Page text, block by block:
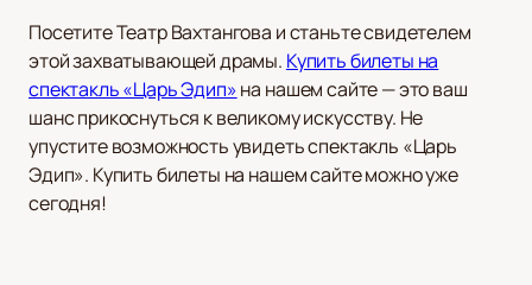
Посетите Театр Вахтангова и станьте свидетелем
этой захватывающей драмы. Купить билеты на
спектакль «Царь Эдип»на нашем сайте — это ваш
шанс прикоснуться к великому искусству. Не
упустите возможность увидеть спектакль «Царь
Эдип». Купить билеты на нашем сайте можно уже
сегодня!